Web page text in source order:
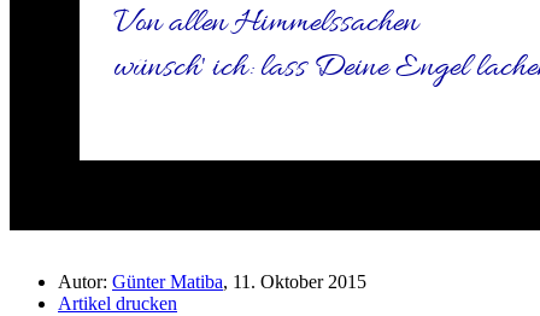
Von allen Himmelssachen
wünsch' ich: lass Deine Engel
Autor: Günter Matiba, 11. Oktober 2015
Artikel drucken